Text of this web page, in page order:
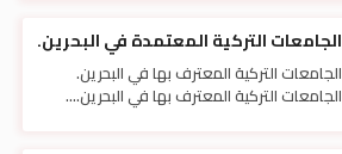
الجامعات التركية المعتمدة في البحرين.
الجامعات التركية المعترف بها في البحرين.
الجامعات التركية المعترف بها في البحرين....